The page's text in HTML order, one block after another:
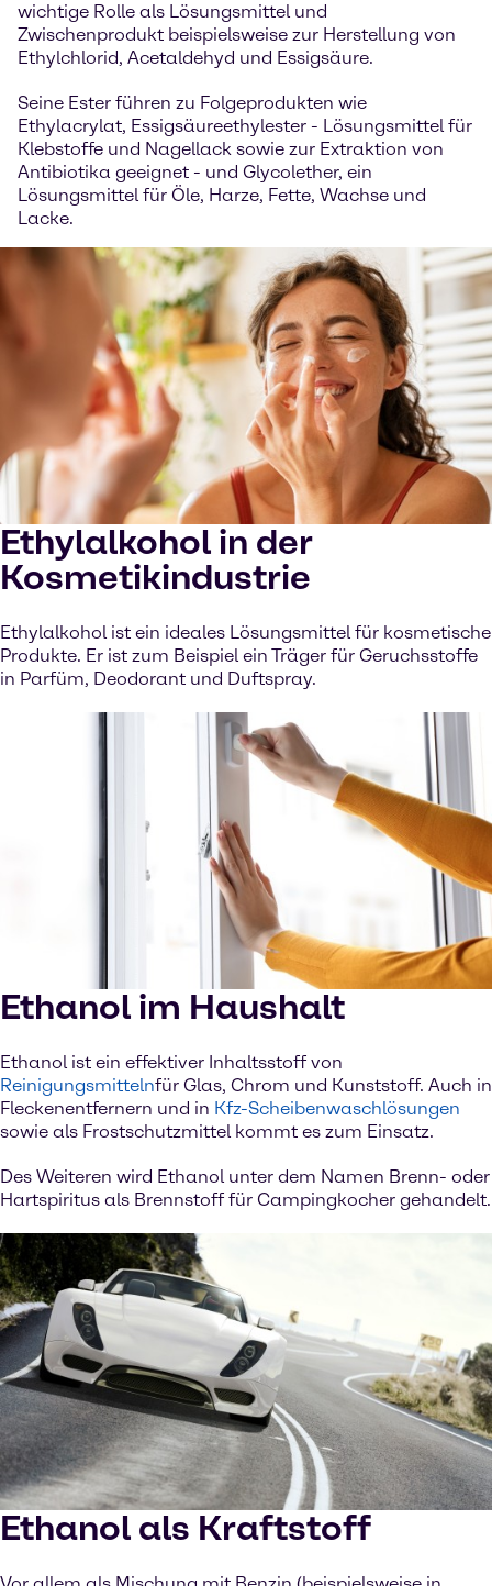
wichtige Rolle als Lösungsmittel und
Zwischenprodukt beispielsweise zur Herstellung von
Ethylchlorid, Acetaldehyd und Essigsäure.
Seine Ester führen zu Folgeprodukten wie
Ethylacrylat, Essigsäureethylester - Lösungsmittel für
Klebstoffe und Nagellack sowie zur Extraktion von
Antibiotika geeignet - und Glycolether, ein
Lösungsmittel für Öle, Harze, Fette, Wachse und
Lacke.
Ethylalkohol in der
Kosmetikindustrie
Ethylalkohol ist ein ideales Lösungsmittel für kosmetische
Produkte. Er ist zum Beispiel ein Träger für Geruchsstoffe
in Parfüm, Deodorant und Duftspray.
Ethanol im Haushalt
Ethanol ist ein effektiver Inhaltsstoff von
Reinigungsmittelnfür Glas, Chrom und Kunststoff. Auch in
Fleckenentfernern und in Kfz-Scheibenwaschlösungen
sowie als Frostschutzmittel kommt es zum Einsatz.
Des Weiteren wird Ethanol unter dem Namen Brenn- oder
Hartspiritus als Brennstoff für Campingkocher gehandelt.
Ethanol als Kraftstoff